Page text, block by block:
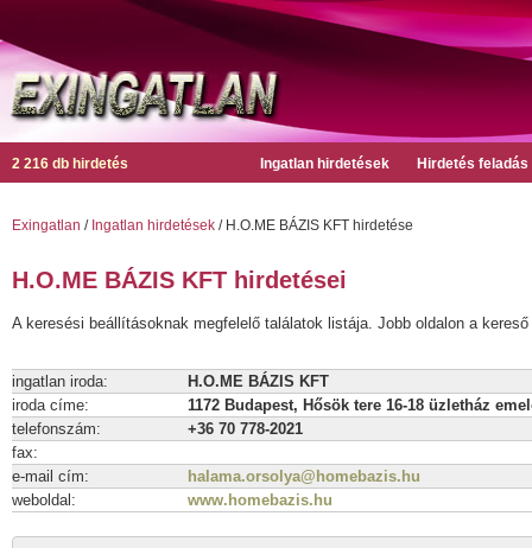
2 216 db hirdetés Ingatlan hirdetések Hirdetés feladás
Exingatlan / Ingatlan hirdetések / H.O.ME BÁZIS KFT hirdetése
H.O.ME BÁZIS KFT hirdetései
A keresési beállításoknak megfelelő találatok listája. Jobb oldalon a
ingatlan iroda:
H.O.ME BÁZIS KFT
iroda címe:
1172 Budapest, Hősök tere 16-18 üzletház
telefonszám:
+36 70 778-2021
fax:
e-mail cím:
halama.orsolya@homebazis.hu
weboldal:
www.homebazis.hu